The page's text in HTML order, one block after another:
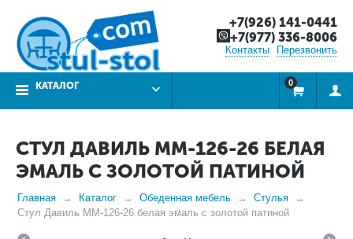
+7(926) 141-0441
+7(977) 336-8006
Контакты Перезвонить
КАТАЛОГ 0
СТУЛ ДАВИЛЬ ММ-126-26 БЕЛАЯ
ЭМАЛЬ С ЗОЛОТОЙ ПАТИНОЙ
Главная Каталог Обеденная мебель
Стулья
Стул Давиль ММ-126-26 белая эмаль с золотой патиной